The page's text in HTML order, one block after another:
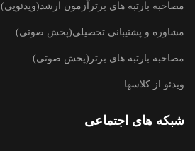
مصاحبه بارتبه های برترآزمون ارشد(ویدئویی)
مشاوره و پشتیبانی تحصیلی(پخش صوتی)
مصاحبه بارتبه های برتر(پخش صوتی)
ویدئو از کلاسها
شبکه های اجتماعی